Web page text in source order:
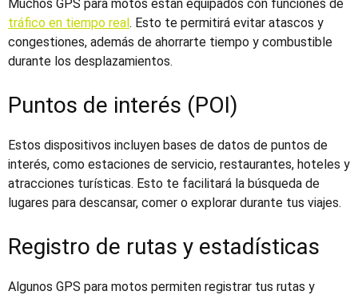
Muchos GPS para motos están equipados con funciones de
tráfico en tiempo real. Esto te permitirá evitar atascos y
congestiones, además de ahorrarte tiempo y combustible
durante los desplazamientos.
Puntos de interés (POI)
Estos dispositivos incluyen bases de datos de puntos de
interés, como estaciones de servicio, restaurantes, hoteles y
atracciones turísticas. Esto te facilitará la búsqueda de
lugares para descansar, comer o explorar durante tus viajes.
Registro de rutas y estadísticas
Algunos GPS para motos permiten registrar tus rutas y